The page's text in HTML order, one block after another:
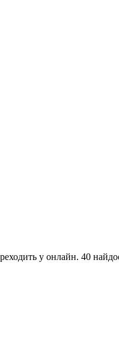
у онлайн. 40